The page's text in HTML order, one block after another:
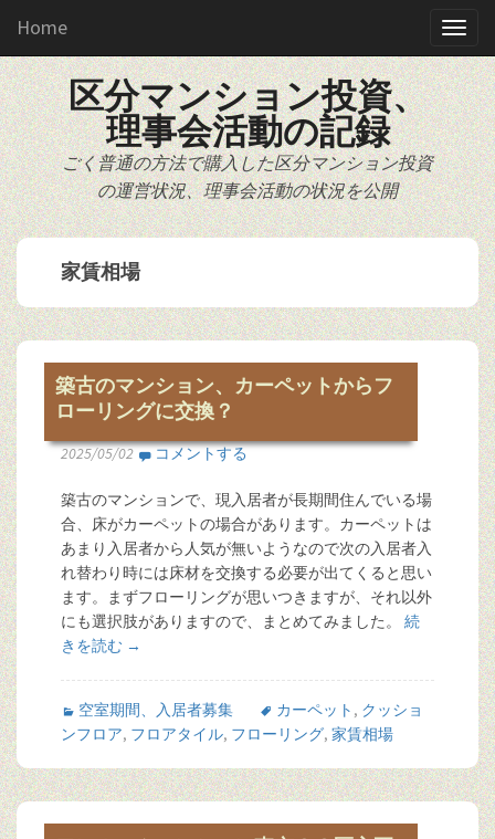
Home
区分マンション投資、
理事会活動の記録
ごく普通の方法で購入した区分マンション投資
の運営状況、理事会活動の状況を公開
家賃相場
築古のマンション、カーペットからフ
ローリングに交換？
2025/05/02 コメントする
築古のマンションで、現入居者が長期間住んでいる場
合、床がカーペットの場合があります。カーペットは
あまり入居者から人気が無いようなので次の入居者入
れ替わり時には床材を交換する必要が出てくると思い
ます。まずフローリングが思いつきますが、それ以外
にも選択肢がありますので、まとめてみました。 続
きを読む →
空室期間、入居者募集 カーペット , クッショ
ンフロア, フロアタイル, フローリング, 家賃相場